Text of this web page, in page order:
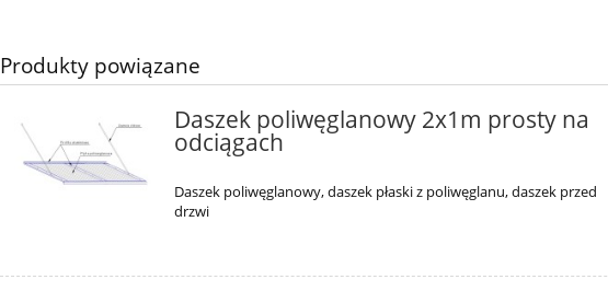
Produkty powiązane
Daszek poliwęglanowy 2x1m prosty na
odciągach
Daszek poliwęglanowy, daszek płaski z poliwęglanu, daszek przed
drzwi